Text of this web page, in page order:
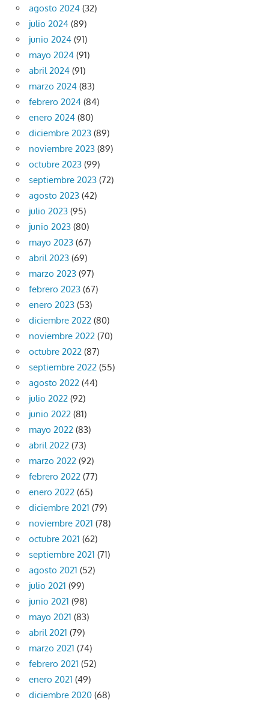
agosto 2024 (32)
julio 2024 (89)
junio 2024 (91)
mayo 2024 (91)
abril 2024 (91)
marzo 2024 (83)
febrero 2024 (84)
enero 2024 (80)
diciembre 2023 (89)
noviembre 2023 (89)
octubre 2023 (99)
septiembre 2023 (72)
agosto 2023 (42)
julio 2023 (95)
junio 2023 (80)
mayo 2023 (67)
abril 2023 (69)
marzo 2023 (97)
febrero 2023 (67)
enero 2023 (53)
diciembre 2022 (80)
noviembre 2022 (70)
octubre 2022 (87)
septiembre 2022 (55)
agosto 2022 (44)
julio 2022 (92)
junio 2022 (81)
mayo 2022 (83)
abril 2022 (73)
marzo 2022 (92)
febrero 2022 (77)
enero 2022 (65)
diciembre 2021 (79)
noviembre 2021 (78)
octubre 2021 (62)
septiembre 2021 (71)
agosto 2021 (52)
julio 2021 (99)
junio 2021 (98)
mayo 2021 (83)
abril 2021 (79)
marzo 2021 (74)
febrero 2021 (52)
enero 2021 (49)
diciembre 2020 (68)